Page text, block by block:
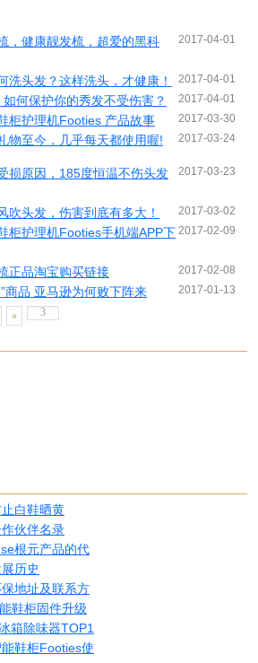
2017-04-01
，健康靓发梳，超爱的黑科
2017-04-01
洗头发？这样洗头，才健康！
2017-04-01
何保护你的秀发不受伤害？
2017-03-30
柜护理机Footies 产品故事
2017-03-24
物至今，几乎每天都使用喔!
2017-03-23
损原因，185度恒温不伤头发
2017-03-02
吹头发，伤害到底有多大！
2017-02-09
柜护理机Footies手机端APP下
2017-02-08
正品淘宝购买链接
2017-01-13
商品 亚马逊为何败下阵来
»
白鞋晒黄
伙伴名录
根元产品的代
历史
地址及联系方
鞋柜固件升级
箱除味器TOP1
鞋柜Footies使